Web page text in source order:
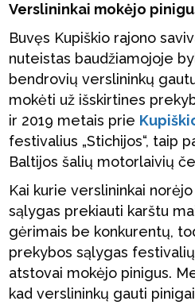
Verslininkai mokėjo
Buvęs Kupiškio rajono
nuteistas baudžiamojoje
bendrovių verslininkų
mokėti už išskirtines
ir 2019 metais prie
festivalius „Stichijos“, taip
Baltijos šalių motorlaivių
Kai kurie verslininkai
sąlygas prekiauti karštu
gėrimais be konkurentų,
prekybos sąlygas
atstovai mokėjo pinigus.
kad verslininkų gauti